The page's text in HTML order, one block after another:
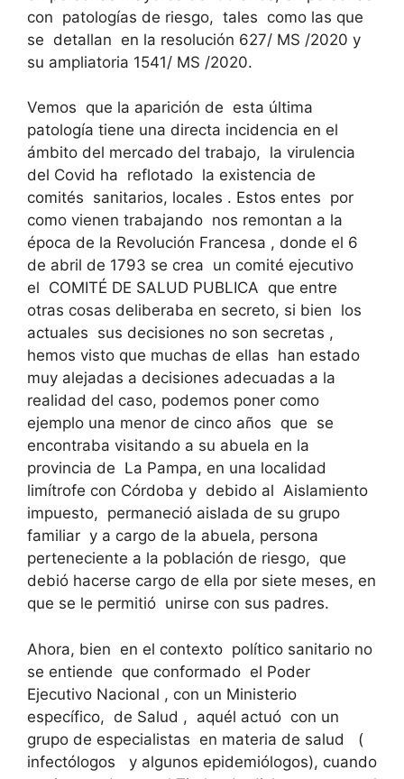
con patologías de riesgo, tales como las que
se detallan en la resolución 627/ MS /2020 y
su ampliatoria 1541/ MS /2020.
Vemos que la aparición de esta última
patología tiene una directa incidencia en el
ámbito del mercado del trabajo, la virulencia
del Covid ha reflotado la existencia de
comités sanitarios, locales . Estos entes por
como vienen trabajando nos remontan a la
época de la Revolución Francesa , donde el 6
de abril de 1793 se crea un comité ejecutivo
el COMITÉ DE SALUD PUBLICA que entre
otras cosas deliberaba en secreto, si bien los
actuales sus decisiones no son secretas ,
hemos visto que muchas de ellas han estado
muy alejadas a decisiones adecuadas a la
realidad del caso, podemos poner como
ejemplo una menor de cinco años que se
encontraba visitando a su abuela en la
provincia de La Pampa, en una localidad
limítrofe con Córdoba y debido al Aislamiento
impuesto, permaneció aislada de su grupo
familiar y a cargo de la abuela, persona
perteneciente a la población de riesgo, que
debió hacerse cargo de ella por siete meses, en
que se le permitió unirse con sus padres.
Ahora, bien en el contexto político sanitario no
se entiende que conformado el Poder
Ejecutivo Nacional , con un Ministerio
específico, de Salud , aquél actuó con un
grupo de especialistas en materia de salud (
infectólogos y algunos epidemiólogos), cuando